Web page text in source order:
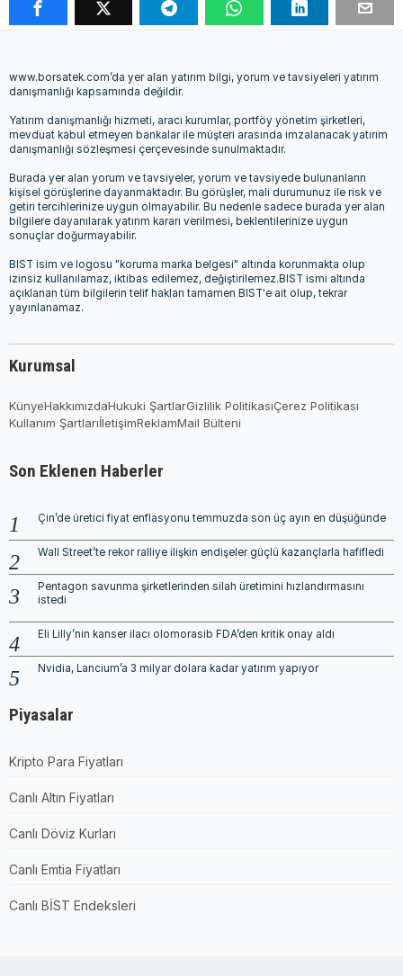
www.borsatek.com’da yer alan yatırım bilgi, yorum ve tavsiyeleri yatırım
danışmanlığı kapsamında değildir.
Yatırım danışmanlığı hizmeti, aracı kurumlar, portföy yönetim şirketleri,
mevduat kabul etmeyen bankalar ile müşteri arasında imzalanacak yatırım
danışmanlığı sözleşmesi çerçevesinde sunulmaktadır.
Burada yer alan yorum ve tavsiyeler, yorum ve tavsiyede bulunanların
kişisel görüşlerine dayanmaktadır. Bu görüşler, mali durumunuz ile risk ve
getiri tercihlerinize uygun olmayabilir. Bu nedenle sadece burada yer alan
bilgilere dayanılarak yatırım kararı verilmesi, beklentilerinize uygun
sonuçlar doğurmayabilir.
BIST isim ve logosu "koruma marka belgesi" altında korunmakta olup
izinsiz kullanılamaz, iktibas edilemez, değiştirilemez.BIST ismi altında
açıklanan tüm bilgilerin telif hakları tamamen BIST'e ait olup, tekrar
yayınlanamaz.
Kurumsal
KünyeHakkımızdaHukuki ŞartlarGizlilik PolitikasıÇerez Politikası
Kullanım ŞartlarıİletişimReklamMail Bülteni
Son Eklenen Haberler
Çin’de üretici fiyat enflasyonu temmuzda son üç ayın en düşüğünde
Wall Street’te rekor ralliye ilişkin endişeler güçlü kazançlarla hafifledi
Pentagon savunma şirketlerinden silah üretimini hızlandırmasını
istedi
Eli Lilly’nin kanser ilacı olomorasib FDA’den kritik onay aldı
Nvidia, Lancium’a 3 milyar dolara kadar yatırım yapıyor
Piyasalar
Kripto Para Fiyatları
Canlı Altın Fiyatları
Canlı Döviz Kurları
Canlı Emtia Fiyatları
Canlı BİST Endeksleri